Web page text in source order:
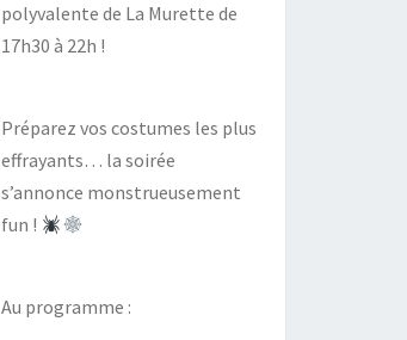
polyvalente de La Murette de
17h30 à 22h !
Préparez vos costumes les plus
effrayants… la soirée
s’annonce monstrueusement
fun !
Au programme :